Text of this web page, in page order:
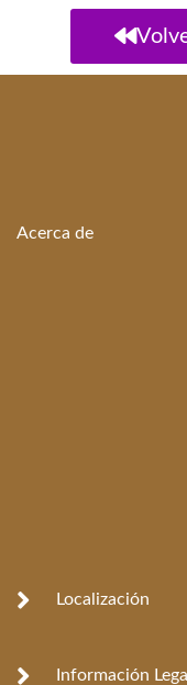
Acerca de
Localización
Información Legal